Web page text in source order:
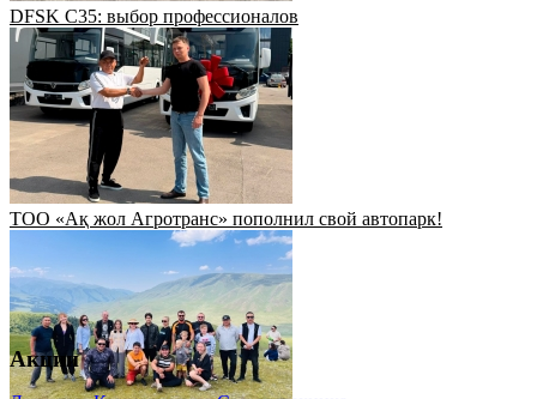
DFSK C35: выбор профессионалов
ТОО «Ақ жол Агротранс» пополнил свой автопарк!
Акции